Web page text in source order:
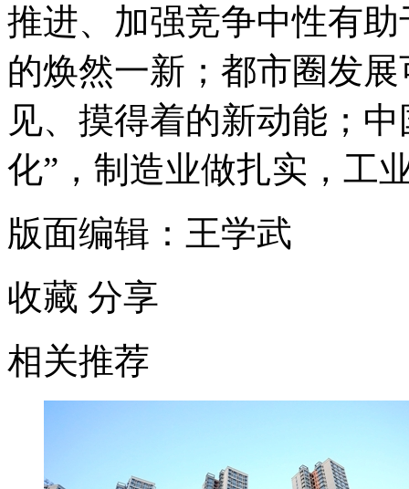
推进、加强竞争中性有
的焕然一新；都市圈发
见、摸得着的新动能；
化”，制造业做扎实，工
版面编辑：王学武
收藏 分享
相关推荐